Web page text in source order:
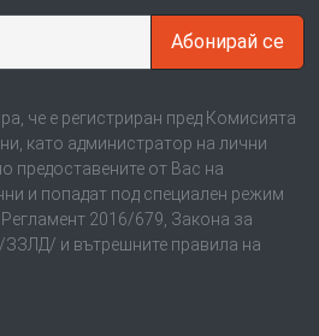
Абонирай се
че е регистриран пред Комисията
като администратор на лични
предоставените от Вас на
и попадат под специален режим
2016/679, Закона за
ЗЗЛД/ и вътрешните правила на